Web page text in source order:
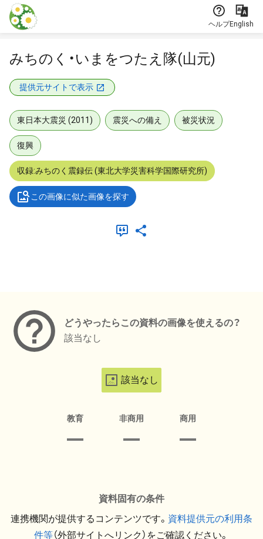
本文に飛ぶ
ヘルプEnglish
みちのく・いまをつたえ隊(山元)
提供元サイトで表示
東日本大震災 (2011) 震災への備え 被災状況
復興
収録:みちのく震録伝 (東北大学災害科学国際研究所)
この画像に似た画像を探す
どうやったらこの資料の画像を使えるの？
該当なし
該当なし
教育 非商用 商用
資料固有の条件
連携機関が提供するコンテンツです。 資料提供元の利用条
件等（外部サイトへリンク）をご確認ください。